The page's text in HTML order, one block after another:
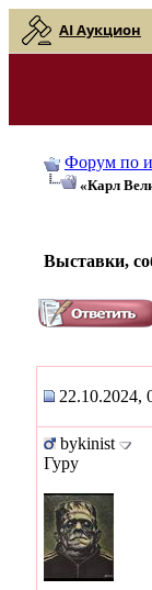
AI Аукцион
Форум по
«Карл
Выставки,
22.10.2024,
bykinist
Гуру